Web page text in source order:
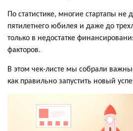
По статистике, многие стартапы не
пятилетнего юбилея и даже до
только в недостатке
факторов.
В этом чек-листе мы собрали
как правильно запустить новый